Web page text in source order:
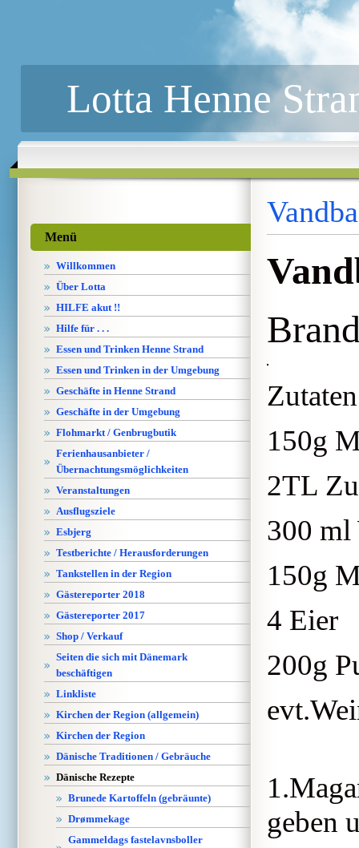
Lotta Henne
Menü
Willkommen
Über Lotta
HILFE akut !!
Hilfe für . . .
Essen und Trinken Henne Strand
Essen und Trinken in der Umgebung
Geschäfte in Henne Strand
Geschäfte in der Umgebung
Flohmarkt / Genbrugbutik
Ferienhausanbieter /
Übernachtungsmöglichkeiten
Veranstaltungen
Ausflugsziele
Esbjerg
Testberichte / Herausforderungen
Tankstellen in der Region
Gästereporter 2018
Gästereporter 2017
Shop / Verkauf
Seiten die sich mit Dänemark
beschäftigen
Linkliste
Kirchen der Region (allgemein)
Kirchen der Region
Dänische Traditionen / Gebräuche
Dänische Rezepte
Brunede Kartoffeln (gebräunte)
Drømmekage
Gammeldags fastelavnsboller
150g
2TL
300 ml
150g
4 Eier
200g
geben